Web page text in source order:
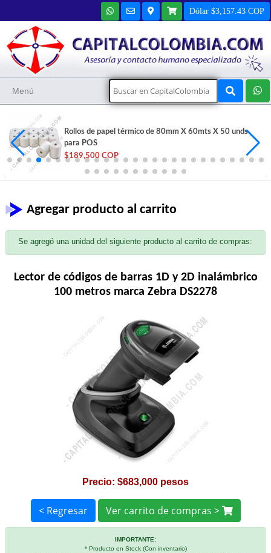
Dólar $3,157.43 COP
Menú
Rollos de papel térmico de 80mm X 60mts X 50 unds
para POS
$189,500 COP
Agregar producto al carrito
Se agregó una unidad del siguiente producto al carrito de compras:
Lector de códigos de barras 1D y 2D inalámbrico
100 metros marca Zebra DS2278
Precio: $683,000 pesos
< Regresar Ver carrito de compras >
IMPORTANTE:
* Producto en Stock (Con inventario)